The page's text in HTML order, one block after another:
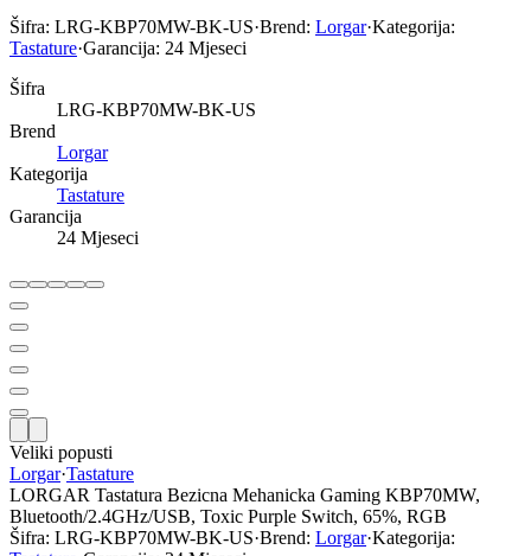
Šifra: LRG-KBP70MW-BK-US·Brend: Lorgar·Kategorija:
Tastature·Garancija: 24 Mjeseci
Šifra
LRG-KBP70MW-BK-US
Brend
Lorgar
Kategorija
Tastature
Garancija
24 Mjeseci
Veliki popusti
Lorgar·Tastature
LORGAR Tastatura Bezicna Mehanicka Gaming KBP70MW,
Bluetooth/2.4GHz/USB, Toxic Purple Switch, 65%, RGB
Šifra: LRG-KBP70MW-BK-US·Brend: Lorgar·Kategorija: